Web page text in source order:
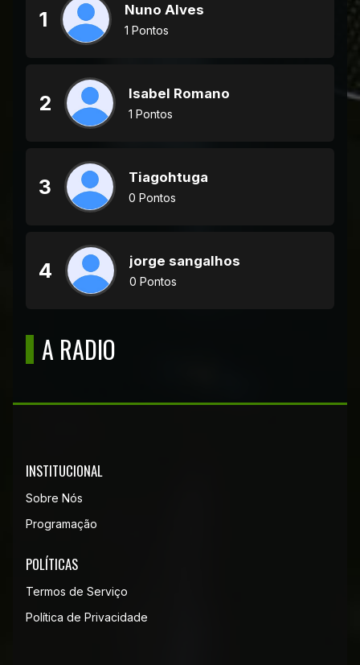
1 Nuno Alves
1 Pontos
2 Isabel Romano
1 Pontos
3 Tiagohtuga
0 Pontos
4 jorge sangalhos
0 Pontos
A RADIO
INSTITUCIONAL
Sobre Nós
Programação
POLÍTICAS
Termos de Serviço
Política de Privacidade